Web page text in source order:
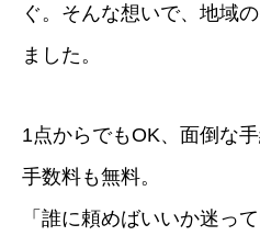
ぐ。そんな想いで、地域
ました。
1点からでもOK、面倒な
手数料も無料。
「誰に頼めばいいか迷っ